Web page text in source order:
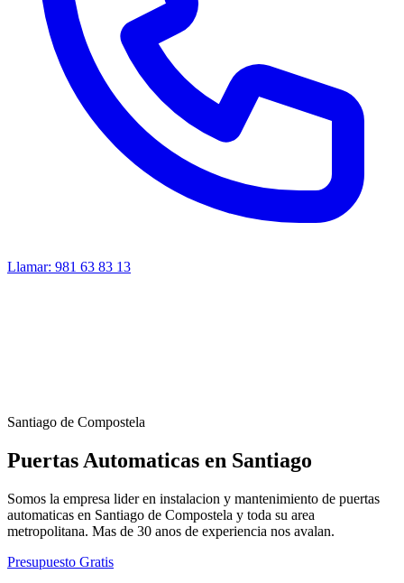
Llamar: 981 63 83 13
Santiago de Compostela
Puertas Automaticas en Santiago
Somos la empresa lider en instalacion y mantenimiento de puertas
automaticas en Santiago de Compostela y toda su area
metropolitana. Mas de 30 anos de experiencia nos avalan.
Presupuesto Gratis